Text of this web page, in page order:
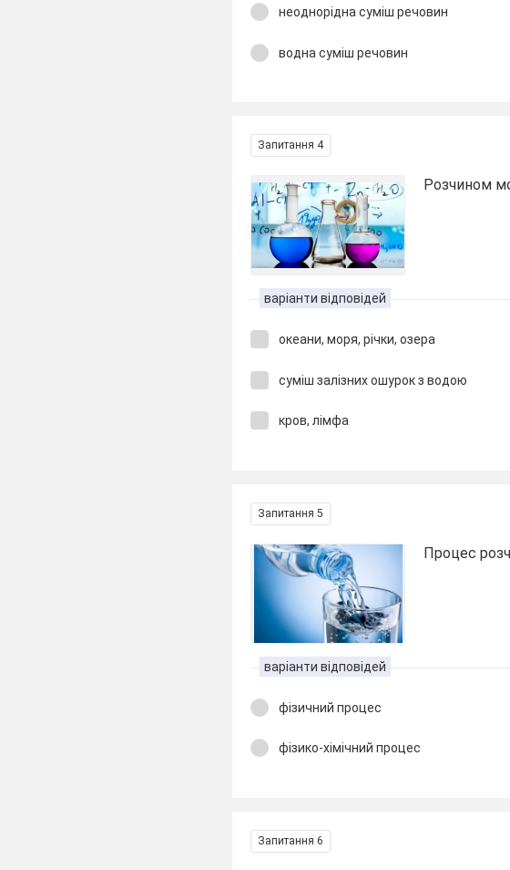
неоднорідна суміш речовин
водна суміш речовин
Запитання 4
Розчином
варіанти відповідей
океани, моря, річки, озера
суміш залізних ошурок з водою
кров, лімфа
Запитання 5
Процес
варіанти відповідей
фізичний процес
фізико-хімічний процес
Запитання 6